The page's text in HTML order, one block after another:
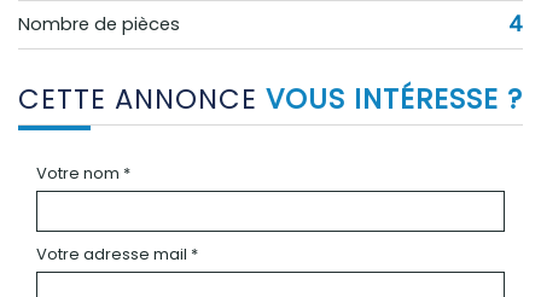
Nombre de pièces 4
CETTE ANNONCE VOUS INTÉRESSE ?
Votre nom *
Votre adresse mail *